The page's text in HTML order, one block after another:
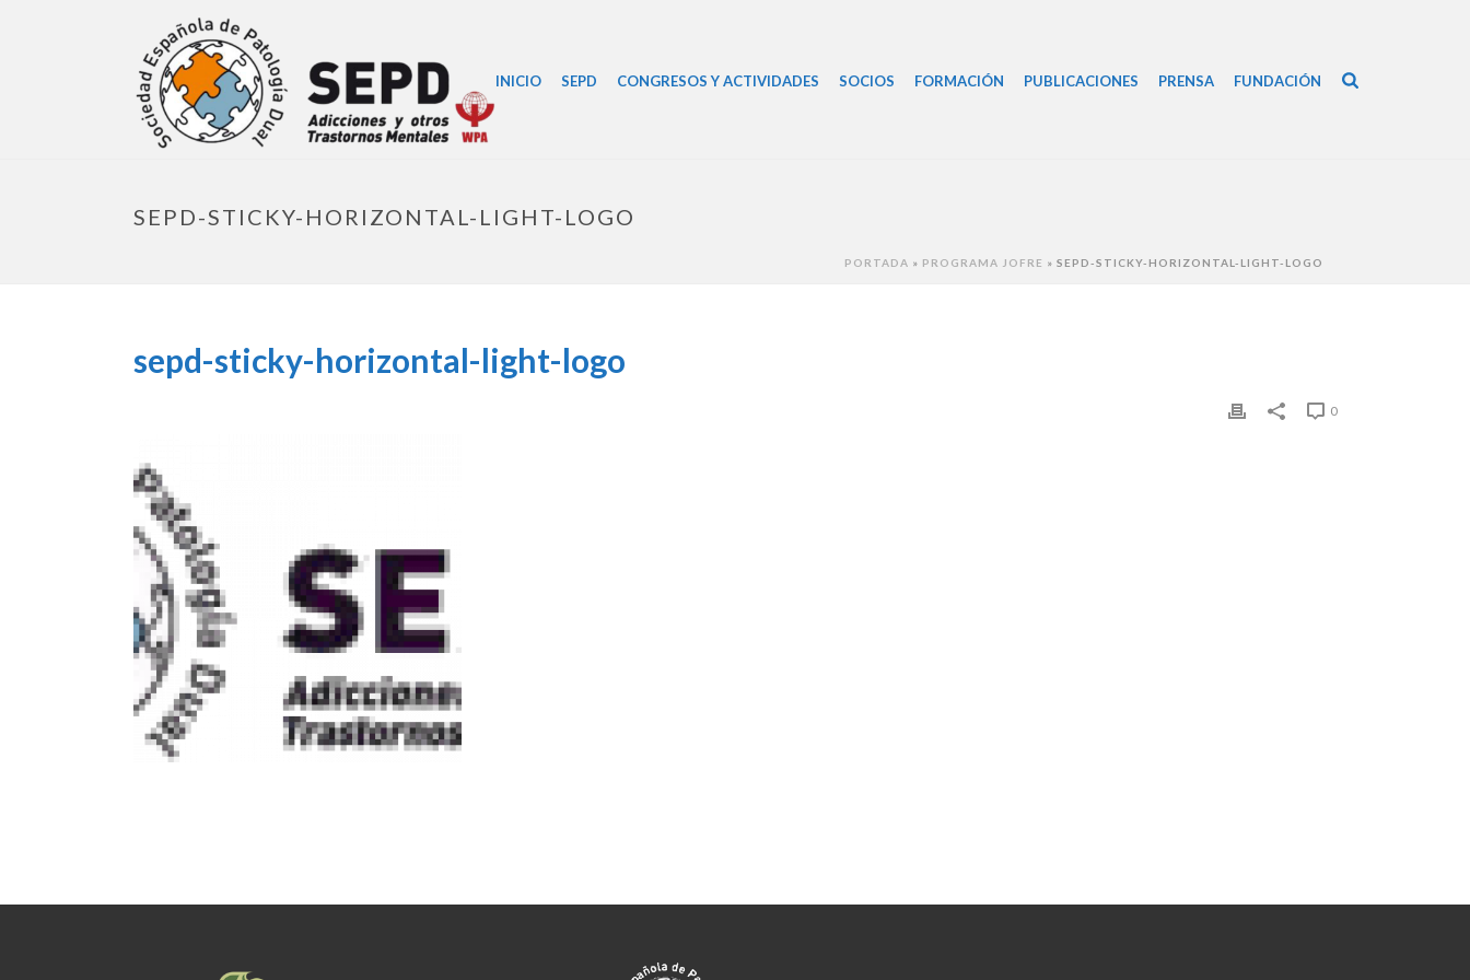
INICIO SEPD CONGRESOS Y ACTIVIDADES SOCIOS FORMACIÓN PUBLICACIONES PRENSA FUNDACIÓN
SEPD-STICKY-HORIZONTAL-LIGHT-LOGO
PORTADA » PROGRAMA JOFRE » SEPD-STICKY-HORIZONTAL-LIGHT-LOGO
sepd-sticky-horizontal-light-logo
0